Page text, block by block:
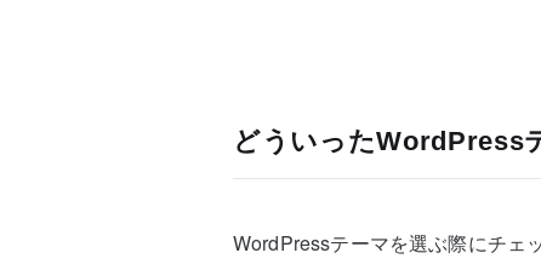
どういったWordPress
WordPressテーマを選ぶ際にチェ